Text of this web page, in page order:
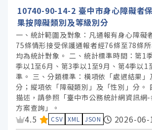
10740-90-14-2 臺中市身心障礙者
果按障礙類別及等級別分
一、統計範圍及對象：凡通報有身心障礙
75條情形接受保護通報者經76條至78條所
均為統計對象。 二、統計標準時間：第1
季以1至6月、第3季以1至9月、第4季以1
準。 三、分類標準：橫項依「處遇結果」
分；縱項依「障礙類別」及「性別」分。
描述，請參照「臺中市公務統計網資訊網
方案查詢」。
資料集評分：
4.5 CSV XML JSON
2026-